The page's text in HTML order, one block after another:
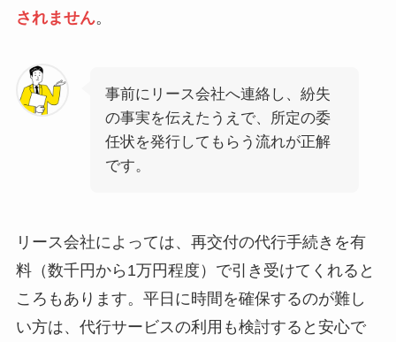
されません。
事前にリース会社へ連絡し、紛失
の事実を伝えたうえで、所定の委
任状を発行してもらう流れが正解
です。
リース会社によっては、再交付の代行手続きを有
料（数千円から1万円程度）で引き受けてくれると
ころもあります。平日に時間を確保するのが難し
い方は、代行サービスの利用も検討すると安心で